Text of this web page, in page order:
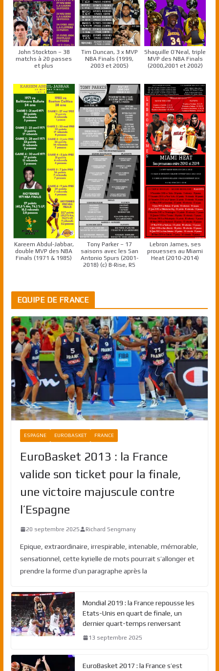
John Stockton – 38
matchs à 20 passes
et plus
Tim Duncan, 3 x MVP
NBA Finals (1999,
2003 et 2005)
Shaquille O’Neal, triple
MVP des NBA Finals
(2000,2001 et 2002)
Kareem Abdul-Jabbar,
double MVP des NBA
Finals (1971 & 1985)
Tony Parker – 17
saisons avec les San
Antonio Spurs (2001-
2018) (c) B-Rise, RS
Lebron James, ses
prouesses au Miami
Heat (2010-2014)
EQUIPE DE FRANCE
ESPAGNE EUROBASKET FRANCE
EuroBasket 2013 : la France
valide son ticket pour la finale,
une victoire majuscule contre
l’Espagne
20 septembre 2025 Richard Sengmany
Epique, extraordinaire, irrespirable, intenable, mémorable,
sensationnel, cette kyrielle de mots pourrait s’allonger et
prendre la forme d’un paragraphe après la
Mondial 2019 : la France repousse les
Etats-Unis en quart de finale, un
dernier quart-temps renversant
13 septembre 2025
EuroBasket 2017 : la France s’est